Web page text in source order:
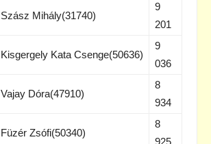
Szász Mihály(31740)
9
201
Kisgergely Kata Csenge(50636)
9
036
Vajay Dóra(47910)
8
934
Füzér Zsófi(50340)
8
925